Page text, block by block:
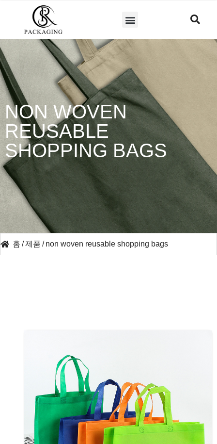
NON WOVEN
REUSABLE
SHOPPING BAGS
홈 /제품 / non woven reusable shopping bags